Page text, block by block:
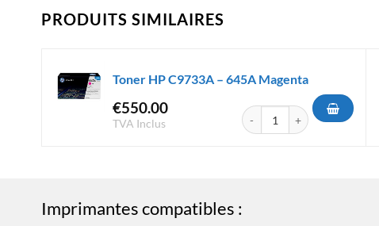
PRODUITS SIMILAIRES
Toner HP C9733A – 645A Magenta
€550.00
TVA Inclus
quantité de Toner HP
Imprimantes compatibles :